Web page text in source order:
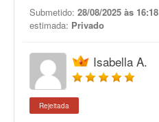
Submetido: 28/08/2025 às 16:18
estimada: Privado
Isabella A.
Rejeitada